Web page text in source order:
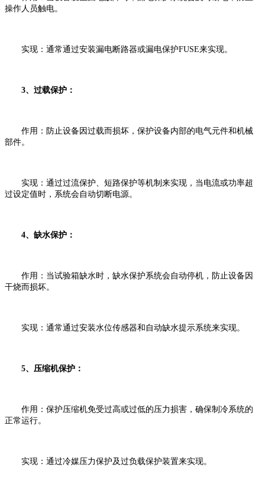
操作人员触电。
‌实现‌：通常通过安装漏电断路器或漏电保护FUSE来实现。
3、‌过载保护‌：
‌作用‌：防止设备因过载而损坏，保护设备内部的电气元件和机械
部件。
‌实现‌：通过过流保护、短路保护等机制来实现，当电流或功率超
过设定值时，系统会自动切断电源。
‌4、缺水保护‌：
‌作用‌：当试验箱缺水时，缺水保护系统会自动停机，防止设备因
干烧而损坏。
‌实现‌：通常通过安装水位传感器和自动缺水提示系统来实现。
5、‌压缩机保护‌：
‌作用‌：保护压缩机免受过高或过低的压力损害，确保制冷系统的
正常运行。
‌实现‌：通过冷媒压力保护及过负载保护装置来实现。